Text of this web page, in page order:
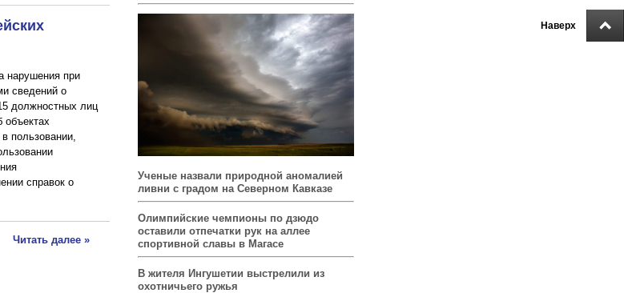
Наверх
нарушения при
сведений о
должностных лиц
объектах
пользовании,
справок о
Читать далее »
Ученые назвали природной аномалией
ливни с градом на Северном Кавказе
Олимпийские чемпионы по дзюдо
оставили отпечатки рук на аллее
спортивной славы в Магасе
В жителя Ингушетии выстрелили из
охотничьего ружья